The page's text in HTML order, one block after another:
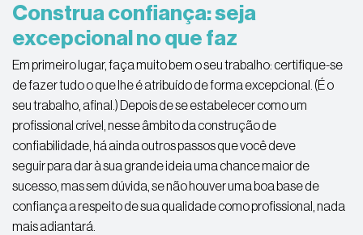
Construa confiança: seja
excepcional no que faz
Em primeiro lugar, faça muito bem o seu trabalho: certifique-se
de fazer tudo o que lhe é atribuído de forma excepcional. (É o
seu trabalho, afinal.) Depois de se estabelecer como um
profissional crível, nesse âmbito da construção de
confiabilidade, há ainda outros passos que você deve
seguir para dar à sua grande ideia uma chance maior de
sucesso, mas sem dúvida, se não houver uma boa base de
confiança a respeito de sua qualidade como profissional, nada
mais adiantará.